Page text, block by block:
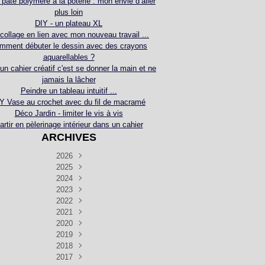
plus loin
DIY - un plateau XL
en lien avec mon nouveau travail ...
débuter le dessin avec des crayons
aquarellables ?
cahier créatif c'est se donner la main et ne
jamais la lâcher
Peindre un tableau intuitif ...
Vase au crochet avec du fil de macramé
Déco Jardin - limiter le vis à vis
en pèlerinage intérieur dans un cahier
ARCHIVES
2026
Juillet(5)
Juin
(4)
Mai
(3)
Avril
(3)
Mars
(3)
Janvier(1)
2025
Décembre
Novembre
Octobre
Septembre
Août
(1)
Juillet(2)
Juin
(1)
Mai
(1)
2024
Décembre
Novembre
Octobre
Septembre
Août
(2)
Juillet(4)
Juin
(4)
2023
Décembre
Novembre
Octobre
Septembre
Août
(2)
Juillet(1)
2022
Décembre
Novembre
Octobre
Septembre
Août
(4)
2021
Décembre
Novembre
Septembre
Août
(2)
2020
Décembre
Novembre
Octobre
2019
Décembre
Novembre
2018
Décembre
2017